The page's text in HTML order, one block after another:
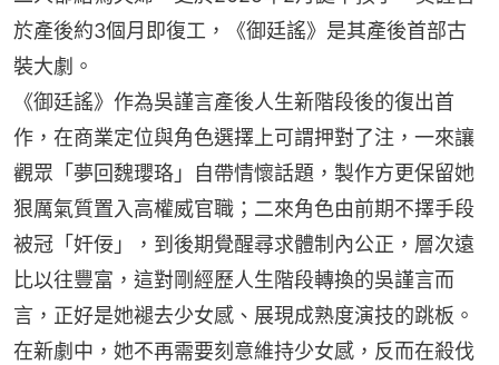
於產後約3個月即復工，《御廷謠》是其產後首部古
裝大劇。
《御廷謠》作為吳謹言產後人生新階段後的復出首
作，在商業定位與角色選擇上可謂押對了注，一來讓
觀眾「夢回魏瓔珞」自帶情懷話題，製作方更保留她
狠厲氣質置入高權威官職；二來角色由前期不擇手段
被冠「奸佞」，到後期覺醒尋求體制內公正，層次遠
比以往豐富，這對剛經歷人生階段轉換的吳謹言而
言，正好是她褪去少女感、展現成熟度演技的跳板。
在新劇中，她不再需要刻意維持少女感，反而在殺伐